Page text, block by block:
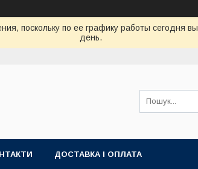
поскольку по ее графику работы сегодня
день.
ДОСТАВКА І ОПЛАТА